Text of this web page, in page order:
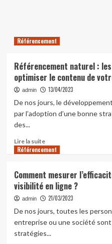
Référencement
Référencement naturel :
optimiser le contenu de
admin 13/04/2023
De nos jours, le
par l’adoption d’une bonne
des...
Lire la suiteEn
savoir
Référencement
naturel :
les
pratiques
pour
optimiser
Référencement
Comment mesurer
visibilité en ligne ?
admin 21/03/2023
De nos jours, toutes les
entreprise ou une société
stratégies...